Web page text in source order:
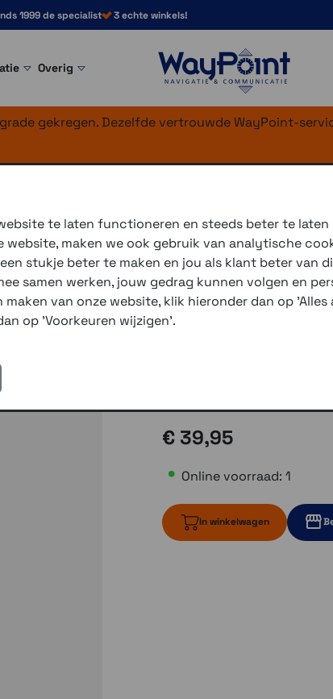
1999 de specialist 3 echte winkels!
Overig
gekregen. Dezelfde vertrouwde WayPoint-
(18 mm)
€ 39,95
Online voorraad: 1
In winkelwagen
te laten functioneren en steeds beter te
maken we ook gebruik van analytische
stukje beter te maken en jou als klant beter van
samen werken, jouw gedrag kunnen volgen en
van onze website, klik hieronder dan op
op 'Voorkeuren wijzigen'.